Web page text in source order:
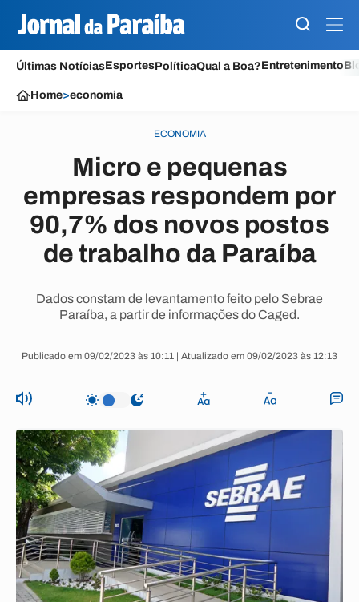
Últimas NotíciasEsportesPolíticaQual a Boa?Entretenimento
Home>economia
ECONOMIA
Micro e pequenas
empresas respondem por
90,7% dos novos postos
de trabalho da Paraíba
Dados constam de levantamento feito pelo Sebrae
Paraíba, a partir de informações do Caged.
Publicado em 09/02/2023 às 10:11 | Atualizado em 09/02/2023 às 12:13